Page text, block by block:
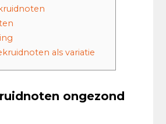
als variatie
ongezond